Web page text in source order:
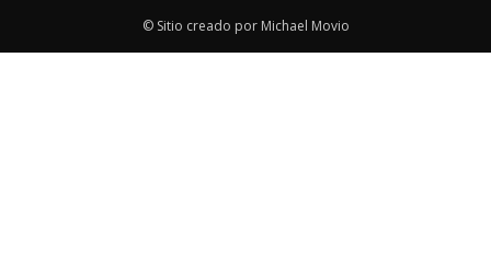
© Sitio creado por Michael Movio